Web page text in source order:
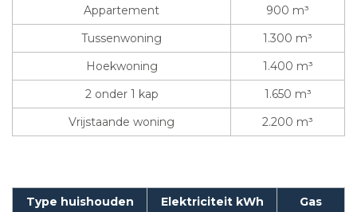
Appartement
900 m³
Tussenwoning
1.300 m³
Hoekwoning
1.400 m³
2 onder 1 kap
1.650 m³
Vrijstaande woning
2.200 m³
Type huishouden Elektriciteit kWh
Gas